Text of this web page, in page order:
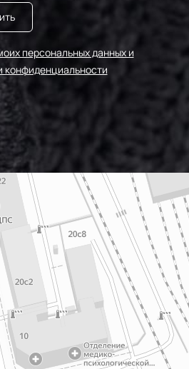
персональных данных и
конфиденциальности